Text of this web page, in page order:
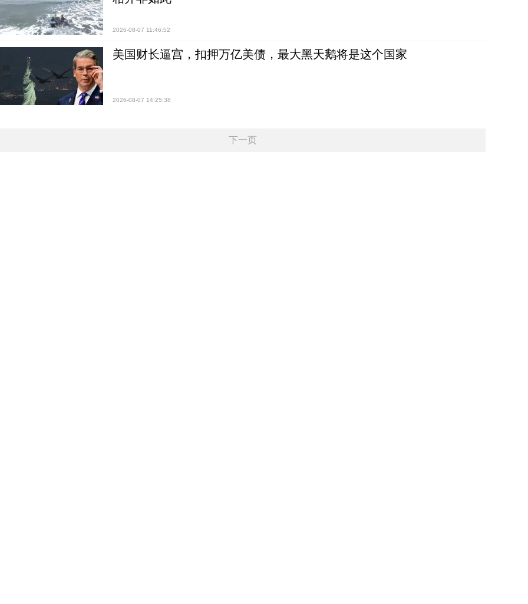
2026-08-07 11:46:52
美国财长逼宫，扣押万亿美债，最大黑天鹅将是这个国家
2026-08-07 14:25:38
下一页